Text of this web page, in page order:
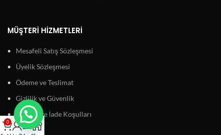
MÜŞTERI HIZMETLERI
Mesafeli Satış Sözleşmesi
Üyelik Sözleşmesi
Ödeme ve Teslimat
Gizlilik ve Güvenlik
Garanti ve İade Koşulları
0